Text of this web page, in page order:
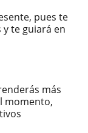
pues te
te guiará en
más
momento,